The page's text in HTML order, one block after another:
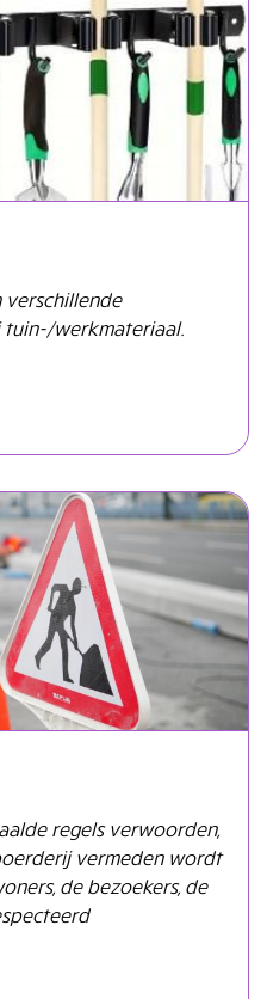
verschillende
tuin-/werkmateriaal.
regels verwoorden,
vermeden wordt
de bezoekers, de